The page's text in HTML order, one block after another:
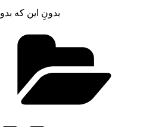
بدونِ این که